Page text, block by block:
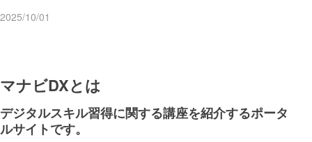
2025/10/01
マナビDXとは
デジタルスキル習得に関する講座を紹介するポータ
ルサイトです。